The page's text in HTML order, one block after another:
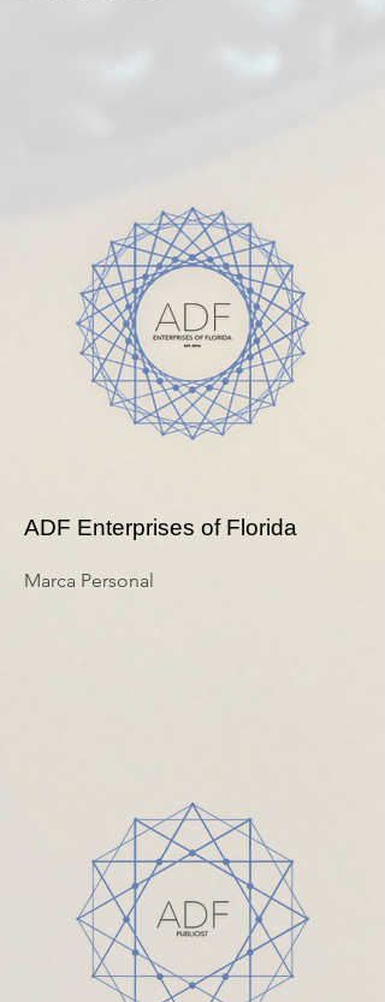
ADF Enterprises of Florida
Marca Personal